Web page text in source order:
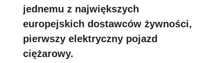
jednemu z największych
europejskich dostawców żywności,
pierwszy elektryczny pojazd
ciężarowy.